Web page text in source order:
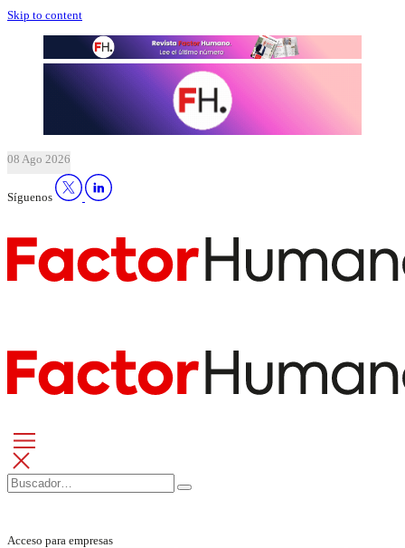
Skip to content
08 Ago 2026
Síguenos
Acceso para empresas